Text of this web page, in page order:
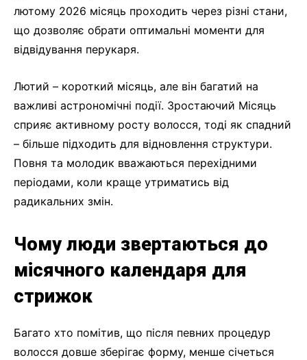
лютому 2026 місяць проходить через різні стани,
що дозволяє обрати оптимальні моменти для
відвідування перукаря.
Лютий – короткий місяць, але він багатий на
важливі астрономічні події. Зростаючий Місяць
сприяє активному росту волосся, тоді як спадний
– більше підходить для відновлення структури.
Повня та молодик вважаються перехідними
періодами, коли краще утриматись від
радикальних змін.
Чому люди звертаються до
місячного календаря для
стрижок
Багато хто помітив, що після певних процедур
волосся довше зберігає форму, менше січеться